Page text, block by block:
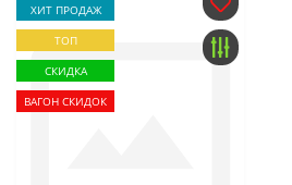
ХИТ ПРОДАЖ
ТОП
СКИДКА
ВАГОН СКИДОК